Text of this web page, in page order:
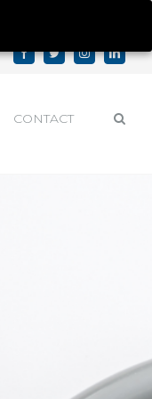
FacebookTwitterInstagram
CONTACT